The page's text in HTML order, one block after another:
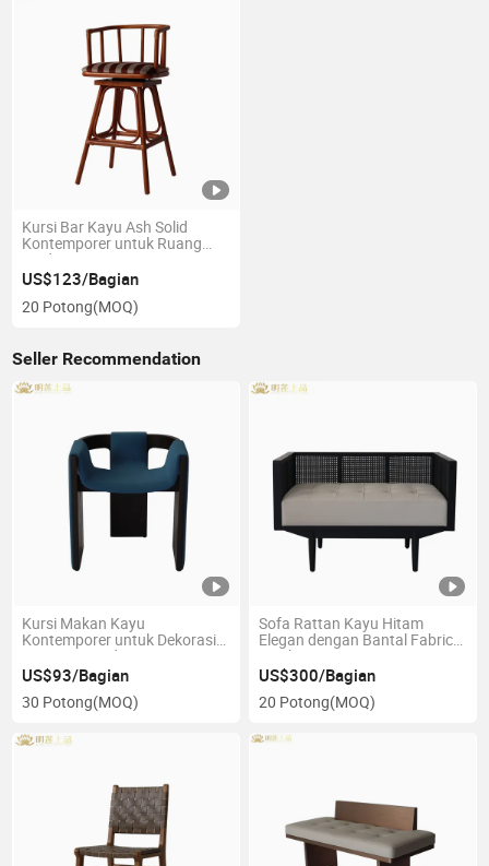
Kursi Bar Kayu Ash Solid
Kontemporer untuk Ruang
Modern
US$123/Bagian
20 Potong(MOQ)
Seller Recommendation
Kursi Makan Kayu
Kontemporer untuk Dekorasi
Restoran Modern
US$93/Bagian
30 Potong(MOQ)
Sofa Rattan Kayu Hitam
Elegan dengan Bantal Fabric
Lembut
US$300/Bagian
20 Potong(MOQ)